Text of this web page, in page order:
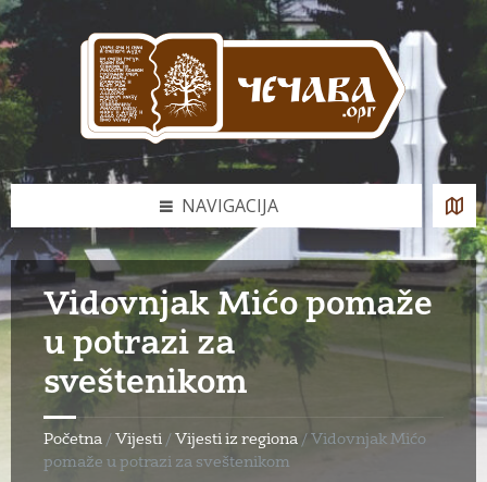
Skip
to
content
Skip
to
left
sidebar
Skip
to
footer
NAVIGACIJA
Vidovnjak Mićo pomaže
u potrazi za
sveštenikom
Početna / Vijesti / Vijesti iz regiona / Vidovnjak Mićo
pomaže u potrazi za sveštenikom